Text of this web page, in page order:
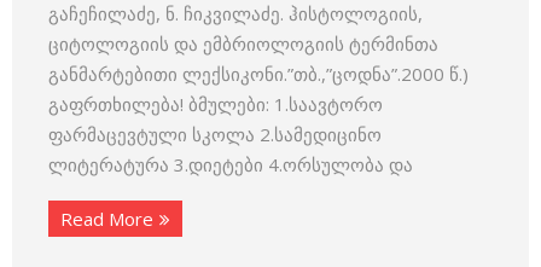
გაჩეჩილაძე, ნ. ჩიკვილაძე. ჰისტოლოგიის,
ციტოლოგიის და ემბრიოლოგიის ტერმინთა
განმარტებითი ლექსიკონი.”თბ.,”ცოდნა”.2000 წ.)
გაფრთხილება! ბმულები: 1.საავტორო
ფარმაცევტული სკოლა 2.სამედიცინო
ლიტერატურა 3.დიეტები 4.ორსულობა და
Read More